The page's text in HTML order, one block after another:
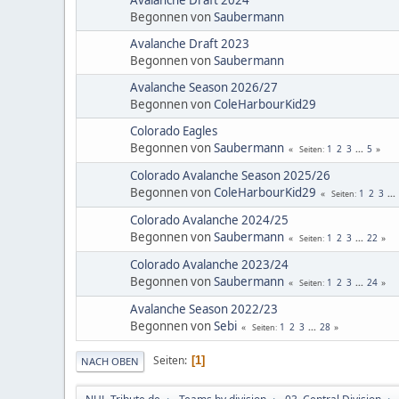
Begonnen vonSaubermann
Avalanche Draft 2023
Begonnen vonSaubermann
Avalanche Season 2026/27
Begonnen vonColeHarbourKid29
Colorado Eagles
Begonnen vonSaubermann Seiten 1 2 3 ... 5
Colorado Avalanche Season 2025/26
Begonnen vonColeHarbourKid29 Seiten 1 2 3 ...
Colorado Avalanche 2024/25
Begonnen vonSaubermann Seiten 1 2 3 ... 22
Colorado Avalanche 2023/24
Begonnen vonSaubermann Seiten 1 2 3 ... 24
Avalanche Season 2022/23
Begonnen vonSebi Seiten 1 2 3 ... 28
NACH OBEN Seiten 1